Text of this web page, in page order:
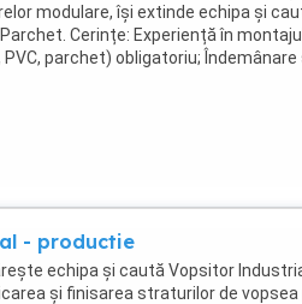
modulare, își extinde echipa și
Cerințe: Experiență în montajul
parchet) obligatoriu;
- productie
echipa și caută Vopsitor
și finisarea straturilor de vopsea